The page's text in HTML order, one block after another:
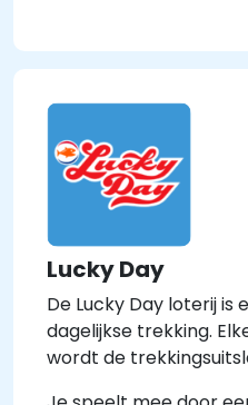
Lucky Day
De Lucky Day loterij is
dagelijkse trekking.
wordt de